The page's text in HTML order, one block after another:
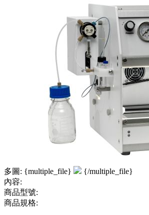
多圖: {multiple_file}
{/multiple_file}
內容:
商品型號:
商品規格: